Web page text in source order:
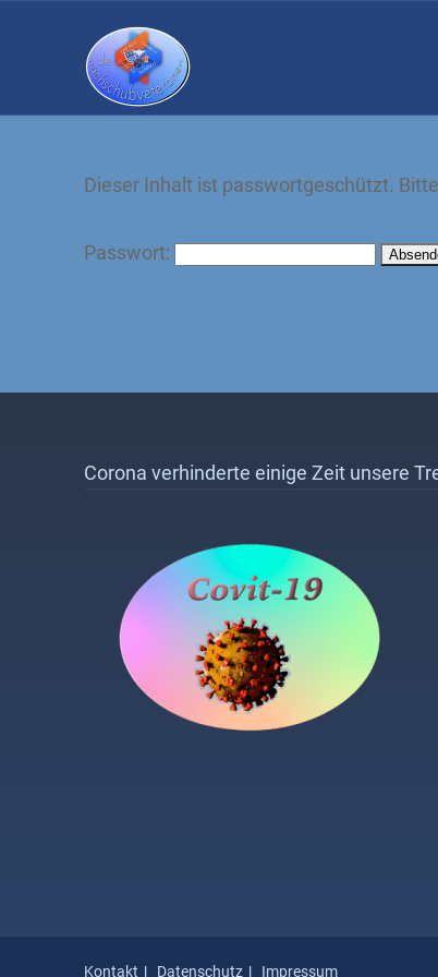
Dieser Inhalt ist passwortgeschützt.
Passwort:
Corona verhinderte einige Zeit unsere
Kontakt Datenschutz Impressum